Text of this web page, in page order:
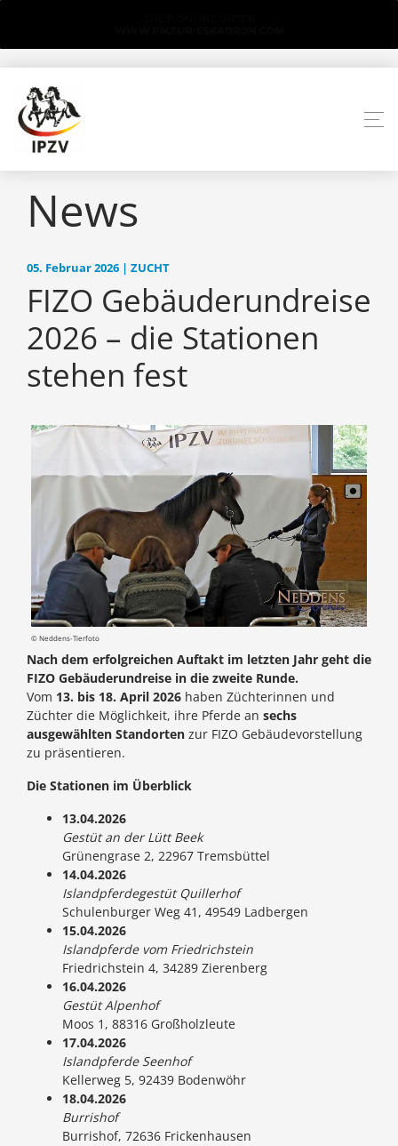
News
05. Februar 2026 | ZUCHT
FIZO Gebäuderundreise
2026 – die Stationen
stehen fest
© Neddens-Tierfoto
Nach dem erfolgreichen Auftakt im letzten Jahr geht die
FIZO Gebäuderundreise in die zweite Runde.
Vom 13. bis 18. April 2026 haben Züchterinnen und
Züchter die Möglichkeit, ihre Pferde an sechs
ausgewählten Standorten zur FIZO Gebäudevorstellung
zu präsentieren.
Die Stationen im Überblick
13.04.2026
Gestüt an der Lütt Beek
Grünengrase 2, 22967 Tremsbüttel
14.04.2026
Islandpferdegestüt Quillerhof
Schulenburger Weg 41, 49549 Ladbergen
15.04.2026
Islandpferde vom Friedrichstein
Friedrichstein 4, 34289 Zierenberg
16.04.2026
Gestüt Alpenhof
Moos 1, 88316 Großholzleute
17.04.2026
Islandpferde Seenhof
Kellerweg 5, 92439 Bodenwöhr
18.04.2026
Burrishof
Burrishof, 72636 Frickenhausen